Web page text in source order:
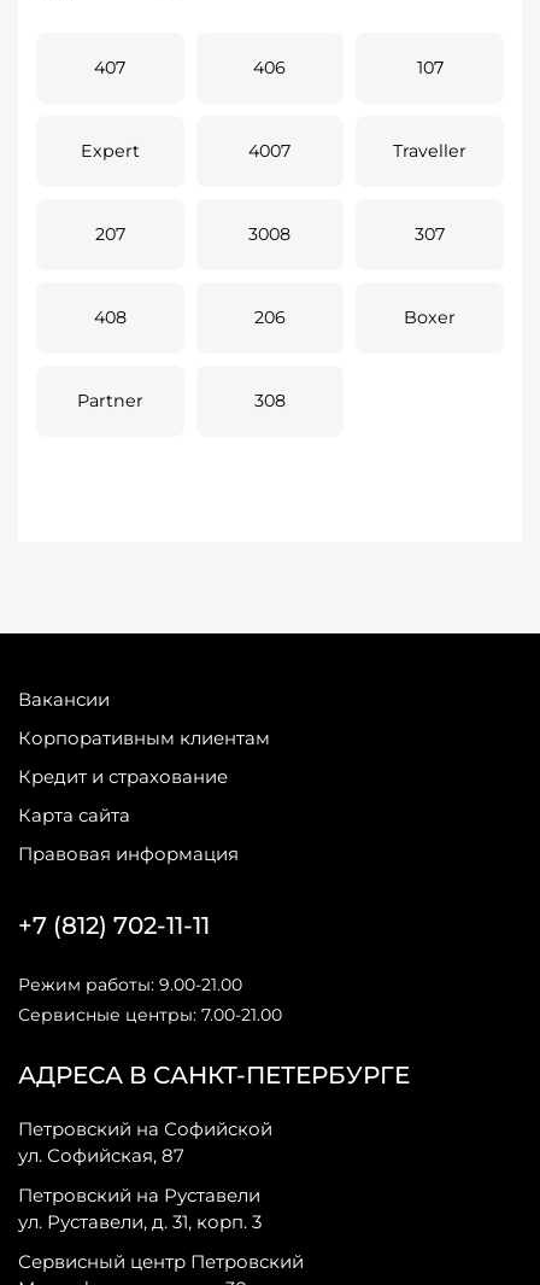
407 406 107
Expert 4007 Traveller
207 3008 307
408 206 Boxer
Partner 308
Вакансии
Корпоративным клиентам
Кредит и страхование
Карта сайта
Правовая информация
АДРЕСА В САНКТ-ПЕТЕРБУРГЕ
Петровский на Софийской
ул. Софийская, 87
Петровский на Руставели
ул. Руставели, д. 31, корп. 3
Сервисный центр Петровский
+7 (812) 702-11-11
Режим работы: 9.00-21.00
Сервисные центры: 7.00-21.00